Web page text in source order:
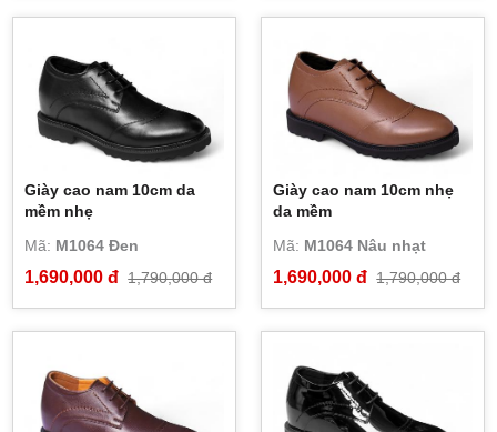
Giày cao nam 10cm da
mềm nhẹ
Mã: M1064 Đen
1,690,000 đ 1,790,000 đ
Giày cao nam 10cm nhẹ
da mềm
Mã: M1064 Nâu nhạt
1,690,000 đ 1,790,000 đ